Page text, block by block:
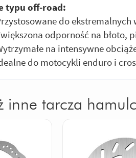
typu off-road:
do
odporność na błoto,
na intensywne
do motocykli enduro i
inne tarcza